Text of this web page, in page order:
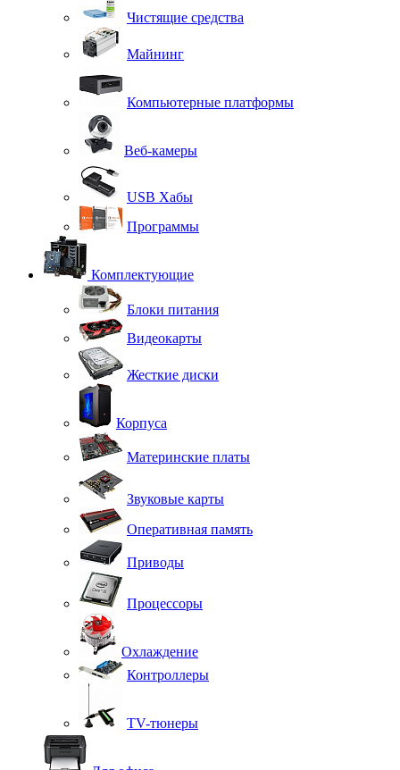
Чистящие средства
Майнинг
Компьютерные платформы
Веб-камеры
USB Хабы
Программы
Комплектующие
Блоки питания
Видеокарты
Жесткие диски
Корпуса
Материнские платы
Звуковые карты
Оперативная память
Приводы
Процессоры
Охлаждение
Контроллеры
TV-тюнеры